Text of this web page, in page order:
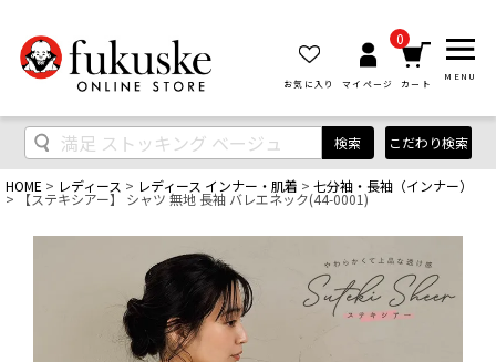
お気に入り マイページ
0
カート
MENU
検索 こだわり検索
HOME レディース レディース インナー・肌着 七分袖・長袖（インナー）
【ステキシアー】 シャツ 無地 長袖 バレエネック(44-0001)